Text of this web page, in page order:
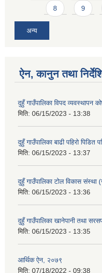
8 9
अन्य
ऐन, कानुन तथा
दुहुँ गाउँपालिका विपद व्यवस्थापन
मिति: 06/15/2023 - 13:38
दुहुँ गाउँपालिका बाढी पहिरो
मिति: 06/15/2023 - 13:37
दुहुँ गाउँपालिका टोल विकास संस्था
मिति: 06/15/2023 - 13:36
दुहुँ गाउँपालिका खानेपानी तथा
मिति: 06/15/2023 - 13:35
आर्थिक ऐन, २०७९
मिति: 07/18/2022 - 09:38